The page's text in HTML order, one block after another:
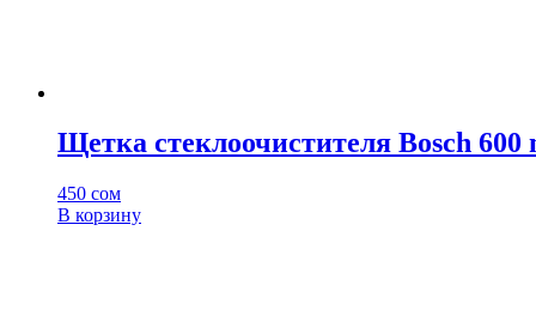
Щетка стеклоочистителя Bosch 600
450 сом
В корзину